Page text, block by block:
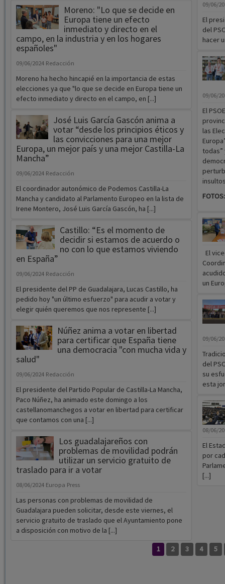
Moreno: "Lo que se decide en
Europa tiene un efecto
inmediato y directo en el
campo, en la industria y en los hogares
españoles"
09/06/2024 Redacción
Moreno ha hecho hincapié en la importancia de estas
elecciones ya que "lo que se decide en Europa tiene un
efecto inmediato y directo en el campo, en [...]
José Luis García Gascón anima a
votar “desde los principios éticos y
las convicciones para una mejor
Europa, un mejor país y una mejor Castilla-La
Mancha”
09/06/2024 Redacción
El coordinador autonómico de Podemos Castilla-La
Mancha y candidato al Parlamento Europeo en la lista de
Irene Montero, José Luis García Gascón, ha [...]
Castillo: “Es el momento de
decidir si estamos de acuerdo o
no con lo que estamos viviendo
en España”
09/06/2024 Redacción
El presidente del PP de Guadalajara, Lucas Castillo, ha
pedido hoy "un último esfuerzo" para acudir a votar y
elegir quién queremos que nos represente [...]
Núñez anima a votar en libertad
para certificar que España tiene
una democracia "con mucha vida y
salud"
09/06/2024 Redacción
El presidente del Partido Popular de Castilla-La Mancha,
Paco Núñez, ha animado este domingo a los
castellanomanchegos a votar en libertad para certificar
que contamos con una [...]
Los guadalajareños con
problemas de movilidad podrán
utilizar un servicio gratuito de
traslado para ir a votar
08/06/2024 Europa Press
Las personas con problemas de movilidad de
Guadalajara pueden solicitar, desde este viernes, el
servicio gratuito de traslado que el Ayuntamiento pone
a disposición con motivo de la [...]
09/06/
El
del
hacer
09/06/
El
las
todas”
El
un
09/06/
del
su
esta
08/06/
El
por
[...]
1 2 3 4 5